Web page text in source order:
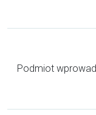
Podmiot